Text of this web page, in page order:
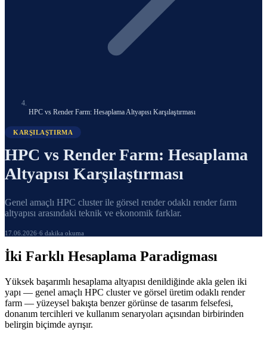
HPC vs Render Farm: Hesaplama Altyapısı Karşılaştırması
KARŞILAŞTIRMA
HPC vs Render Farm: Hesaplama
Altyapısı Karşılaştırması
Genel amaçlı HPC cluster ile görsel render odaklı render farm
altyapısı arasındaki teknik ve ekonomik farklar.
17.06.2026·6 dakika okuma
İki Farklı Hesaplama Paradigması
Yüksek başarımlı hesaplama altyapısı denildiğinde akla gelen iki
yapı — genel amaçlı HPC cluster ve görsel üretim odaklı render
farm — yüzeysel bakışta benzer görünse de tasarım felsefesi,
donanım tercihleri ve kullanım senaryoları açısından birbirinden
belirgin biçimde ayrışır.